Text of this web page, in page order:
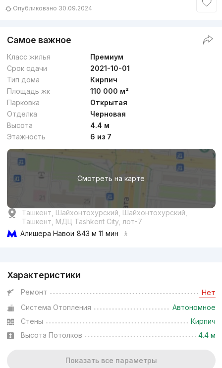
Опубликовано 30.09.2024
Самое важное
Класс жилья
Премиум
Срок сдачи
2021-10-01
Тип дома
Кирпич
Площадь жк
110 000 м²
Парковка
Открытая
Отделка
Черновая
Высота
4.4 м
Этажность
6 из 7
Смотреть на карте
Ташкент, Шайхонтохурский, Шайхонтохурский,
Ташкент, МДЦ Tashkent City, лот-7
Алишера Навои 843 м 11 мин
Характеристики
Ремонт Нет
Система Отопления
Автономное
Стены
Кирпич
Высота Потолков
4.4 м
Показать все параметры